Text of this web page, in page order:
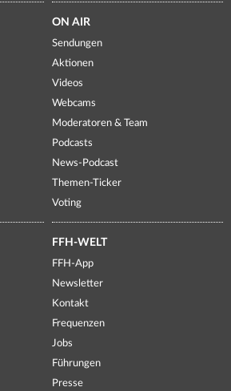
ON AIR
Sendungen
Aktionen
Videos
Webcams
Moderatoren & Team
Podcasts
News-Podcast
Themen-Ticker
Voting
FFH-WELT
FFH-App
Newsletter
Kontakt
Frequenzen
Jobs
Führungen
Presse